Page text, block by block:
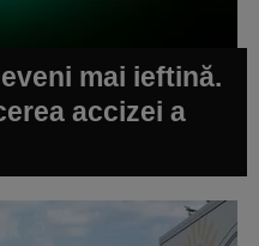
mai ieftină.
accizei a